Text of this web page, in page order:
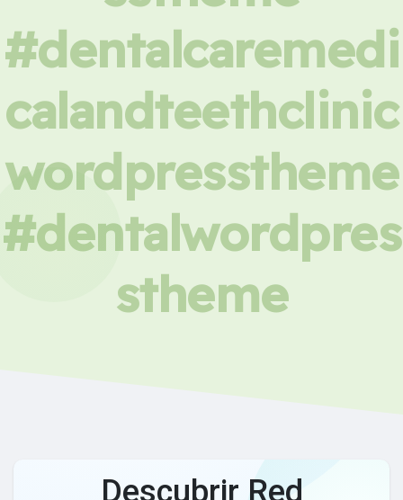
#dentalcaremedi
calandteethclinic
wordpresstheme
#dentalwordpres
stheme
Descubrir Red